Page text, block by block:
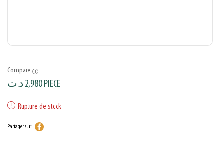
Compare
2,980د.ت PIECE
Rupture de stock
Partager sur :